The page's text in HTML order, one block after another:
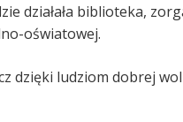
działała biblioteka,
oświatowej.
dzięki ludziom dobrej